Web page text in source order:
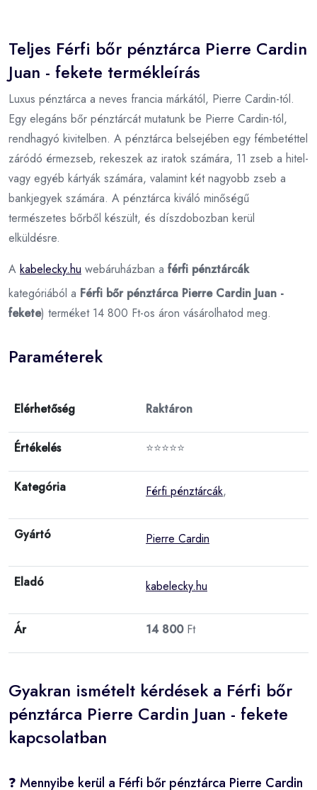
Teljes Férfi bőr pénztárca Pierre Cardin
Juan - fekete termékleírás
Luxus pénztárca a neves francia márkától, Pierre Cardin-tól.
Egy elegáns bőr pénztárcát mutatunk be Pierre Cardin-tól,
rendhagyó kivitelben. A pénztárca belsejében egy fémbetéttel
záródó érmezseb, rekeszek az iratok számára, 11 zseb a hitel-
vagy egyéb kártyák számára, valamint két nagyobb zseb a
bankjegyek számára. A pénztárca kiváló minőségű
természetes bőrből készült, és díszdobozban kerül
elküldésre.
A kabelecky.hu webáruházban a férfi pénztárcák
kategóriából a Férfi bőr pénztárca Pierre Cardin Juan -
fekete) terméket 14 800 Ft-os áron vásárolhatod meg.
Paraméterek
Elérhetőség Raktáron
Értékelés ⭐⭐⭐⭐⭐
Kategória Férfi pénztárcák,
Gyártó Pierre Cardin
Eladó kabelecky.hu
Ár 14 800Ft
Gyakran ismételt kérdések a Férfi bőr
pénztárca Pierre Cardin Juan - fekete
kapcsolatban
❓ Mennyibe kerül a Férfi bőr pénztárca Pierre Cardin